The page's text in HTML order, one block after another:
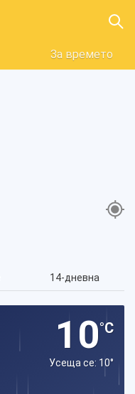
За времето
14-дневна
10°C
Усеща се: 10°